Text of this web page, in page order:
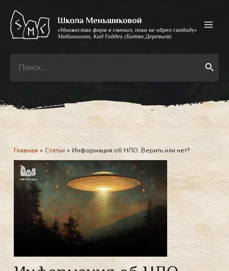
содержимому
Search
for:
Search Button
Главная Статьи Информация об НЛО. Верить или нет?